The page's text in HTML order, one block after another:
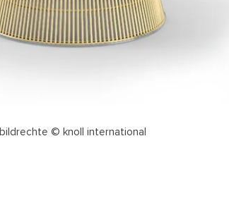
bildrechte © knoll international